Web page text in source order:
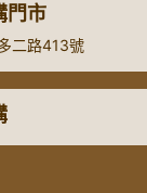
門市
二路413號